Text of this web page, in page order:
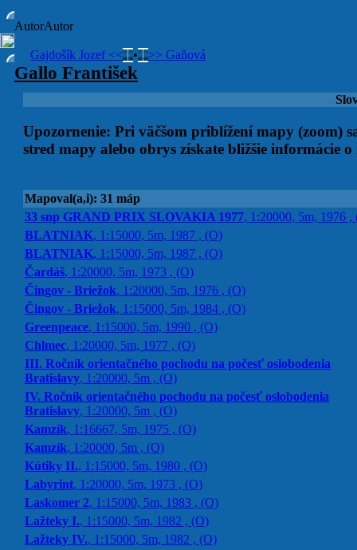
AutorAutor
Gajdošík Jozef << • >> Gaňová
Gallo František
Upozornenie: Pri väčšom priblížení mapy (zoom)
stred mapy alebo obrys získate bližšie informácie
Mapoval(a,i): 31 máp
33 snp GRAND PRIX SLOVAKIA 1977, 1:20000, 5m, 1976 ,
BLATNIAK, 1:15000, 5m, 1987 , (O)
BLATNIAK, 1:15000, 5m, 1987 , (O)
Čardáš, 1:20000, 5m, 1973 , (O)
Čingov - Briežok, 1:20000, 5m, 1976 , (O)
Čingov - Briežok, 1:15000, 5m, 1984 , (O)
Greenpeace, 1:15000, 5m, 1990 , (O)
Chlmec, 1:20000, 5m, 1977 , (O)
III. Ročník orientačného pochodu na počesť oslobodenia
Bratislavy, 1:20000, 5m , (O)
IV. Ročník orientačného pochodu na počesť oslobodenia
Bratislavy, 1:20000, 5m , (O)
Kamzík, 1:16667, 5m, 1975 , (O)
Kamzík, 1:20000, 5m , (O)
Kútiky II., 1:15000, 5m, 1980 , (O)
Labyrint, 1:20000, 5m, 1973 , (O)
Laskomer 2, 1:15000, 5m, 1983 , (O)
Lažteky I., 1:15000, 5m, 1982 , (O)
Lažteky IV., 1:15000, 5m, 1982 , (O)